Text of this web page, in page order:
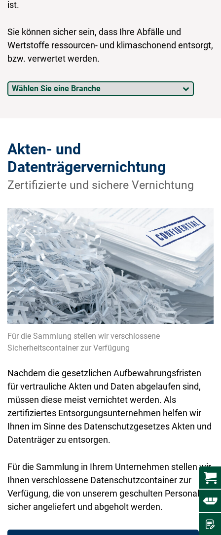
ist.
Sie können sicher sein, dass Ihre Abfälle und
Wertstoffe ressourcen- und klimaschonend entsorgt,
bzw. verwertet werden.
Akten- und
Datenträgervernichtung
Zertifizierte und sichere Vernichtung
Für die Sammlung stellen wir verschlossene
Sicherheitscontainer zur Verfügung
Nachdem die gesetzlichen Aufbewahrungsfristen
für vertrauliche Akten und Daten abgelaufen sind,
müssen diese meist vernichtet werden. Als
zertifiziertes Entsorgungsunternehmen helfen wir
Ihnen im Sinne des Datenschutzgesetzes Akten und
Datenträger zu entsorgen.
Für die Sammlung in Ihrem Unternehmen stellen wir
Ihnen verschlossene Datenschutzcontainer zur
Verfügung, die von unserem geschulten Personal
sicher angeliefert und abgeholt werden.